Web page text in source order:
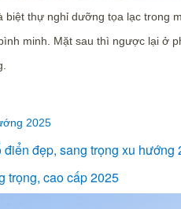
thự nghỉ dưỡng tọa lạc trong
minh. Mặt sau thì ngược lại ở
2025
đẹp, sang trọng xu hướng
trọng, cao cấp 2025